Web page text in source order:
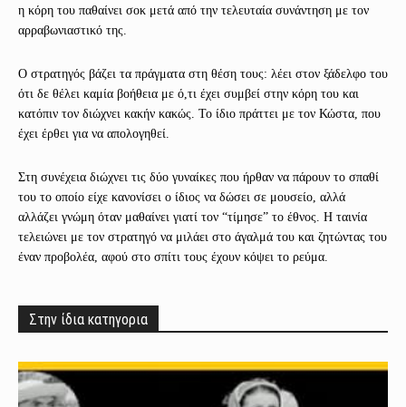
η κόρη του παθαίνει σοκ μετά από την τελευταία συνάντηση με τον
αρραβωνιαστικό της.
Ο στρατηγός βάζει τα πράγματα στη θέση τους: λέει στον ξάδελφο του
ότι δε θέλει καμία βοήθεια με ό,τι έχει συμβεί στην κόρη του και
κατόπιν τον διώχνει κακήν κακώς. Το ίδιο πράττει με τον Κώστα, που
έχει έρθει για να απολογηθεί.
Στη συνέχεια διώχνει τις δύο γυναίκες που ήρθαν να πάρουν το σπαθί
του το οποίο είχε κανονίσει ο ίδιος να δώσει σε μουσείο, αλλά
αλλάζει γνώμη όταν μαθαίνει γιατί τον “τίμησε” το έθνος. Η ταινία
τελειώνει με τον στρατηγό να μιλάει στο άγαλμά του και ζητώντας του
έναν προβολέα, αφού στο σπίτι τους έχουν κόψει το ρεύμα.
Στην ίδια κατηγορια